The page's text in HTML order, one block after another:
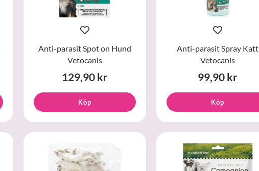
Anti-parasit Spot on Hund
Vetocanis
129,90 kr
Köp
Anti-parasit Spray Katt
Vetocanis
99,90 kr
Köp